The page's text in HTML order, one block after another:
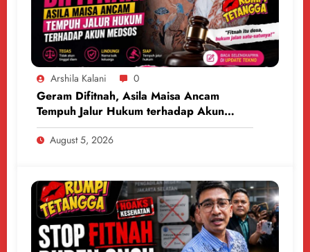
Arshila Kalani 0
Geram Difitnah, Asila Maisa Ancam
Tempuh Jalur Hukum terhadap Akun
Medsos
August 5, 2026